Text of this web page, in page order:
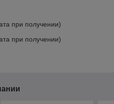
при получении)
при получении)